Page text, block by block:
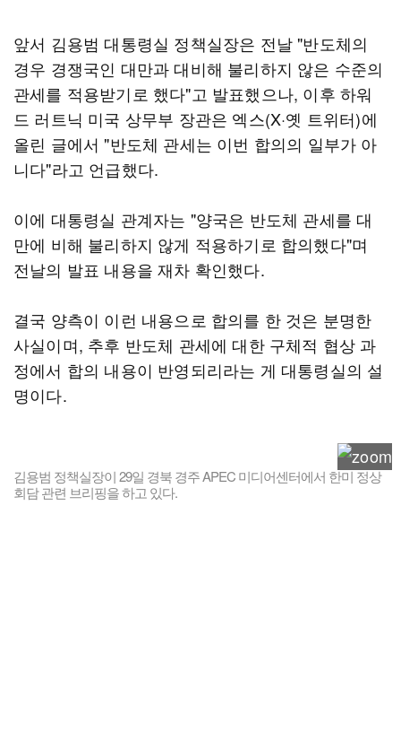
앞서 김용범 대통령실 정책실장은 전날 "반도체의
경우 경쟁국인 대만과 대비해 불리하지 않은 수준의
관세를 적용받기로 했다"고 발표했으나, 이후 하워
드 러트닉 미국 상무부 장관은 엑스(X·옛 트위터)에
올린 글에서 "반도체 관세는 이번 합의의 일부가 아
니다"라고 언급했다.
이에 대통령실 관계자는 "양국은 반도체 관세를 대
만에 비해 불리하지 않게 적용하기로 합의했다"며
전날의 발표 내용을 재차 확인했다.
결국 양측이 이런 내용으로 합의를 한 것은 분명한
사실이며, 추후 반도체 관세에 대한 구체적 협상 과
정에서 합의 내용이 반영되리라는 게 대통령실의 설
명이다.
김용범 정책실장이 29일 경북 경주 APEC 미디어센터에서 한미 정상
회담 관련 브리핑을 하고 있다.